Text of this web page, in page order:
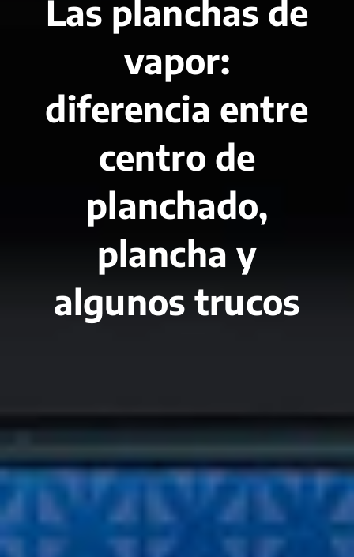
Las planchas de
vapor:
diferencia entre
centro de
planchado,
plancha y
algunos trucos